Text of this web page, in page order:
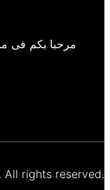
مرحبا بكم فى
rights reserved.